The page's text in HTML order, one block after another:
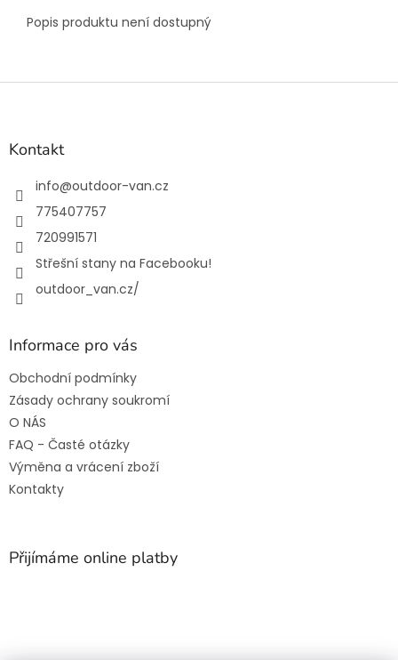
Popis produktu není dostupný
Z
Kontakt
info@outdoor-van.cz
775407757
720991571
Střešní stany na Facebooku!
outdoor_van.cz/
Informace pro vás
Obchodní podmínky
Zásady ochrany soukromí
O NÁS
FAQ - Časté otázky
Výměna a vrácení zboží
Kontakty
Přijímáme online platby